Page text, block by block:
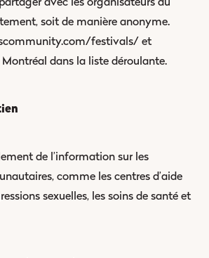
partager avec les organisateurs du
soit de manière anonyme.
festivals/ et
dans la liste déroulante.
de l’information sur les
comme les centres d’aide
sexuelles, les soins de santé et